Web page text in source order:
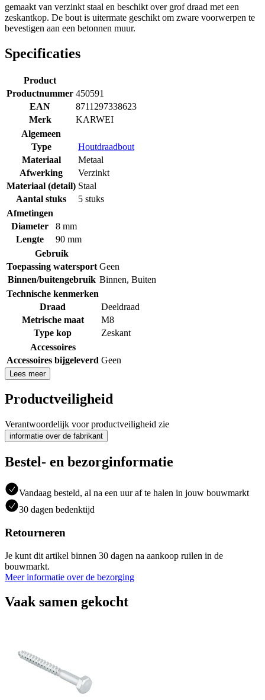
gemaakt van verzinkt staal en beschikt over grof draad met een
zeskantkop. De bout is uitermate geschikt om zware voorwerpen te
bevestigen aan een betonnen muur.
Specificaties
Product
Productnummer 450591
EAN
8711297338623
Merk
KARWEI
Algemeen
Type
Houtdraadbout
Materiaal
Metaal
Afwerking
Verzinkt
Materiaal (detail) Staal
Aantal stuks
5 stuks
Afmetingen
Diameter
8 mm
Lengte
90 mm
Gebruik
Toepassing watersport Geen
Binnen/buitengebruik Binnen, Buiten
Technische kenmerken
Draad
Deeldraad
Metrische maat
M8
Type kop
Zeskant
Accessoires
Accessoires bijgeleverd Geen
Lees meer
Productveiligheid
Verantwoordelijk voor productveiligheid zie
informatie over de fabrikant
Bestel- en bezorginformatie
Vandaag besteld, al na een uur af te halen in jouw bouwmarkt
30 dagen bedenktijd
Retourneren
Je kunt dit artikel binnen 30 dagen na aankoop ruilen in de
bouwmarkt.
Meer informatie over de bezorging
Vaak samen gekocht